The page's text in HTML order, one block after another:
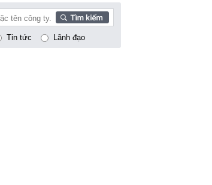
Tin tức Lãnh đạo